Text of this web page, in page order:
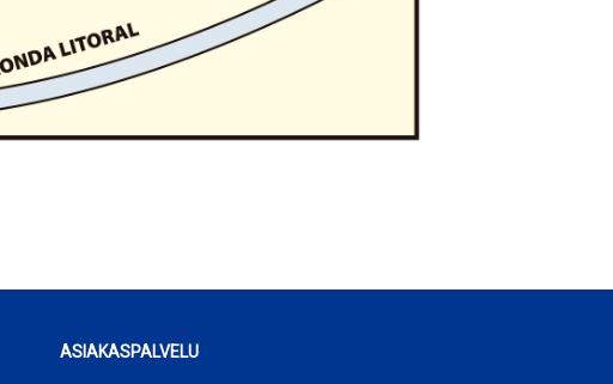
ASIAKASPALVELU